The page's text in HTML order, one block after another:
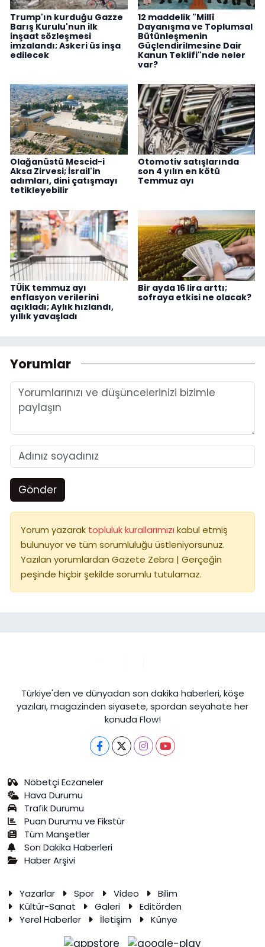
Trump'ın kurduğu Gazze
Barış Kurulu'nun ilk
inşaat sözleşmesi
imzalandı; Askeri üs inşa
edilecek
12 maddelik "Millî
Dayanışma ve Toplumsal
Bütünleşmenin
Güçlendirilmesine Dair
Kanun Teklifi"nde neler
var?
Olağanüstü Mescid-i
Aksa Zirvesi; İsrail'in
adımları, dini çatışmayı
tetikleyebilir
Otomotiv satışlarında
son 4 yılın en kötü
Temmuz ayı
TÜİK temmuz ayı
enflasyon verilerini
açıkladı; Aylık hızlandı,
yıllık yavaşladı
Bir ayda 16 lira arttı;
sofraya etkisi ne olacak?
Yorumlar
Gönder
Yorum yazarak topluluk kurallarımızı kabul etmiş
bulunuyor ve tüm sorumluluğu üstleniyorsunuz.
Yazılan yorumlardan Gazete Zebra | Gerçeğin
peşinde hiçbir şekilde sorumlu tutulamaz.
Türkiye'den ve dünyadan son dakika haberleri, köşe
yazıları, magazinden siyasete, spordan seyahate her
konuda Flow!
Nöbetçi Eczaneler
Hava Durumu
Trafik Durumu
Puan Durumu ve Fikstür
Tüm Manşetler
Son Dakika Haberleri
Haber Arşivi
Yazarlar Spor Video
Bilim
Kültür-Sanat
Galeri
Editörden
Yerel Haberler
İletişim Künye